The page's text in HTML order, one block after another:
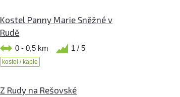
Kostel Panny Marie Sněžné v
Rudě
0 - 0,5 km 1 / 5
kostel / kaple
Z Rudy na Rešovské